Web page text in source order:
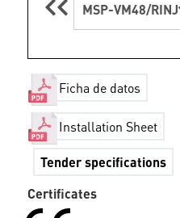
MSP-VM48/RINJ
Ficha de datos
Installation Sheet
Tender specifications
Certificates